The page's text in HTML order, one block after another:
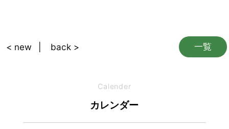
一覧
< new back >
Calender
カレンダー